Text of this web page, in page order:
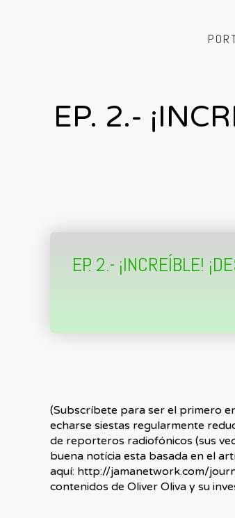
EP. 2.-
EP. 2.- ¡INCREÍBLE!
(Subscríbete para ser el primero
echarse siestas regularmente
de reporteros radiofónicos (sus
buena notícia esta basada en el
aquí: http://jamanetwork.com/
contenidos de Oliver Oliva y su